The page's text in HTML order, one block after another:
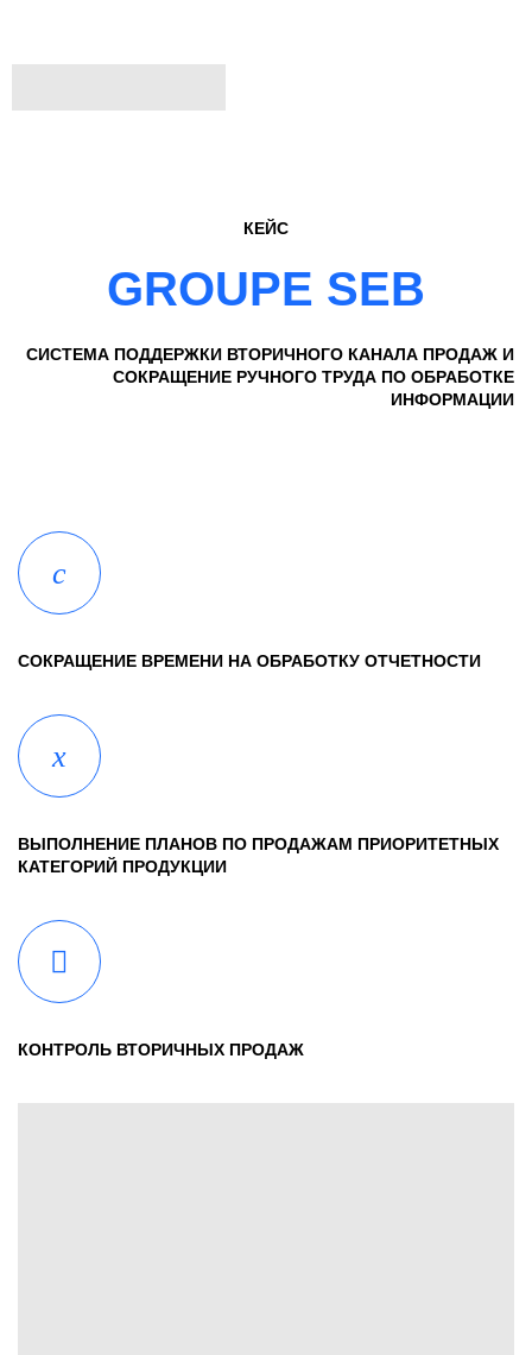
КЕЙС
GROUPE SEB
СИСТЕМА ПОДДЕРЖКИ ВТОРИЧНОГО КАНАЛА ПРОДАЖ И
СОКРАЩЕНИЕ РУЧНОГО ТРУДА ПО ОБРАБОТКЕ
ИНФОРМАЦИИ
СОКРАЩЕНИЕ ВРЕМЕНИ НА ОБРАБОТКУ ОТЧЕТНОСТИ
ВЫПОЛНЕНИЕ ПЛАНОВ ПО ПРОДАЖАМ ПРИОРИТЕТНЫХ
КАТЕГОРИЙ ПРОДУКЦИИ
КОНТРОЛЬ ВТОРИЧНЫХ ПРОДАЖ